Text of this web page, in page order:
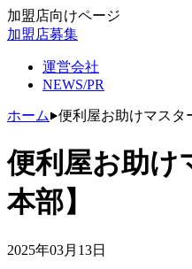
加盟店向けページ
加盟店募集
運営会社
NEWS/PR
ホーム 便利屋お助けマスタ
便利屋お助け
本部】
2025年03月13日